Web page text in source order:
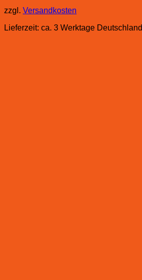
zzgl. Versandkosten
Lieferzeit: ca. 3 Werktage Deutschland